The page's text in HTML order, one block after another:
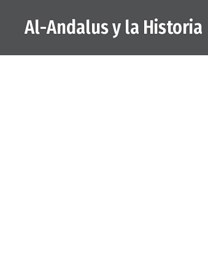
Al-Andalus y la Historia